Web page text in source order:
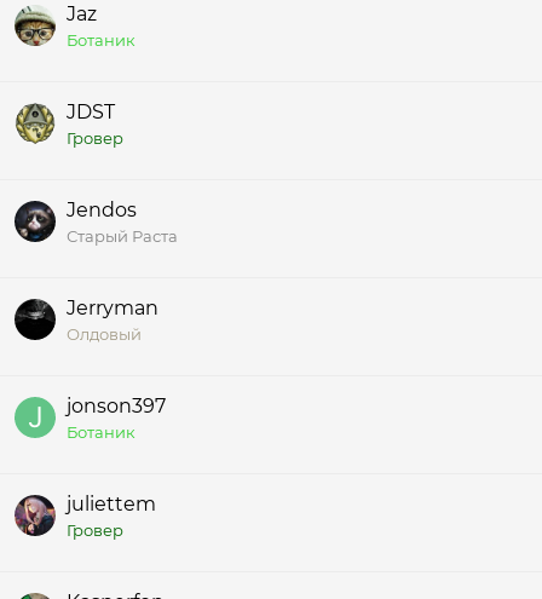
Jaz
Ботаник
JDST
Гровер
Jendos
Старый Раста
Jerryman
Олдовый
jonson397
Ботаник
juliettem
Гровер